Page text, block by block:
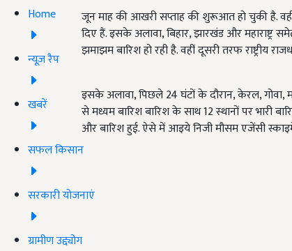
Home
न्यूज़ रैप
खबरें
सफल किसान
सरकारी योजनाएं
ग्रामीण उद्द्योग
जून माह की आखरी सप्ताह की शुरूआत हो चुकी है.
दिए हैं. इसके अलावा, बिहार, झारखंड और
झमाझम बारिश हो रही है. वहीं दूसरी तरफ राष्ट्रीय
इसके अलावा, पिछले 24 घंटों के दौरान, केरल, गोवा,
से मध्यम बारिश बारिश के साथ 12 स्थानों पर भारी
और बारिश हुई. ऐसे में आइये निजी मौसम एजेंसी